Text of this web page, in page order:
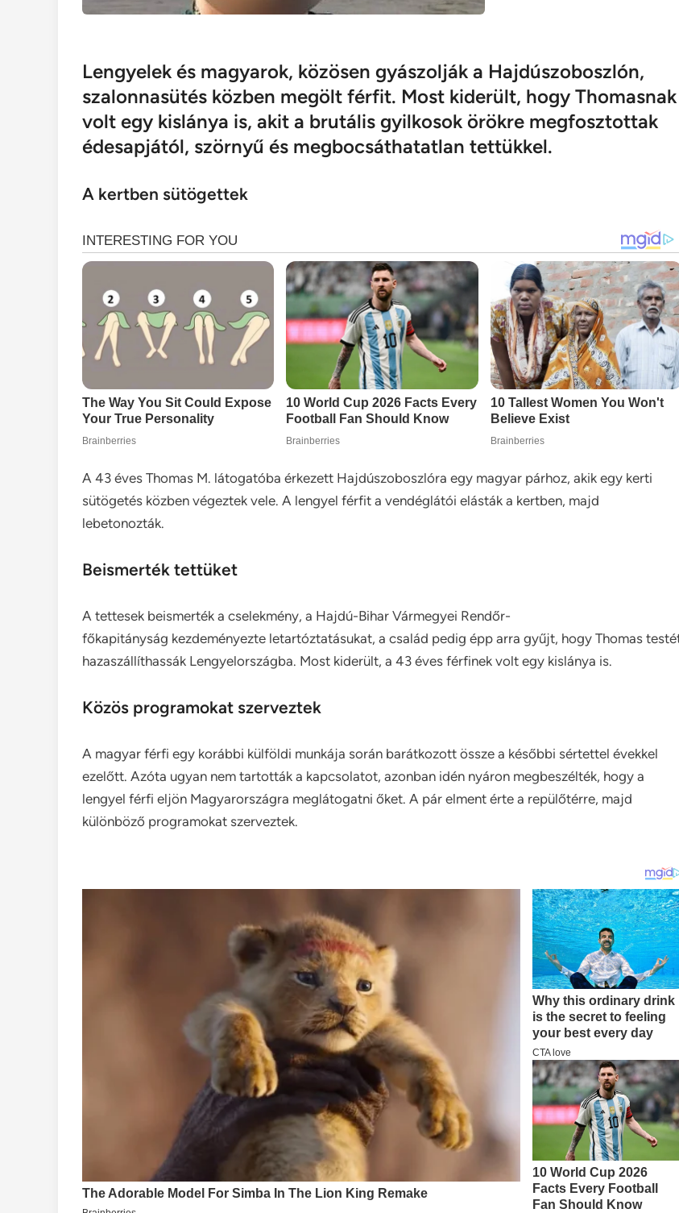
Lengyelek és magyarok, közösen gyászolják a Hajdúszoboszlón,
szalonnasütés közben megölt férfit. Most kiderült, hogy Thomasnak
volt egy kislánya is, akit a brutális gyilkosok örökre megfosztottak
édesapjától, szörnyű és megbocsáthatatlan tettükkel.
A kertben sütögettek
A 43 éves Thomas M. látogatóba érkezett Hajdúszoboszlóra egy magyar párhoz, akik egy kerti
sütögetés közben végeztek vele. A lengyel férfit a vendéglátói elásták a kertben, majd
lebetonozták.
Beismerték tettüket
A tettesek beismerték a cselekmény, a Hajdú-Bihar Vármegyei Rendőr-
főkapitányság kezdeményezte letartóztatásukat, a család pedig épp arra gyűjt, hogy Thomas
hazaszállíthassák Lengyelországba. Most kiderült, a 43 éves férfinek volt egy kislánya is.
Közös programokat szerveztek
A magyar férfi egy korábbi külföldi munkája során barátkozott össze a későbbi sértettel évekkel
ezelőtt. Azóta ugyan nem tartották a kapcsolatot, azonban idén nyáron megbeszélték, hogy a
lengyel férfi eljön Magyarországra meglátogatni őket. A pár elment érte a repülőtérre, majd
különböző programokat szerveztek.